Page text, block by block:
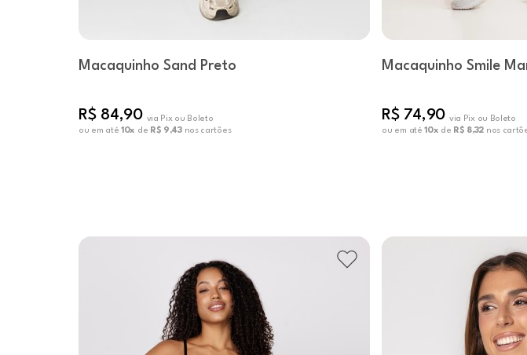
Macaquinho Sand Preto
R$ 84,90 via Pix ou Boleto
ou em até 10x de R$ 9,43nos cartões
Macaquinho Smile
R$ 74,90 via Pix ou Boleto
ou em até10x de R$ 8,32 nos